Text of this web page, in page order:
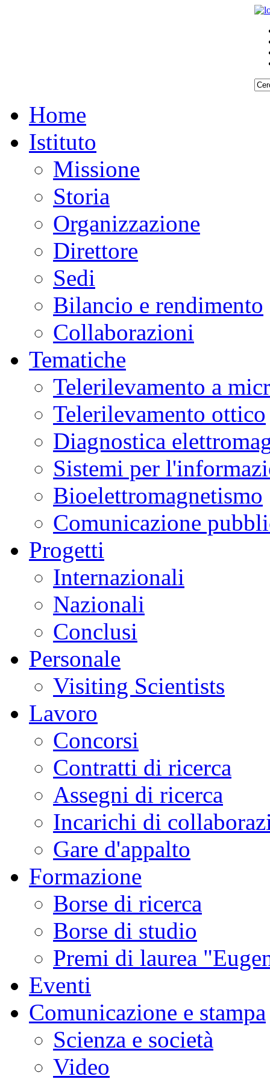
Home
Istituto
Missione
Storia
Organizzazione
Direttore
Sedi
Bilancio e rendimento
Collaborazioni
Tematiche
Telerilevamento a
Telerilevamento ottico
Diagnostica
Sistemi per
Bioelettromagnetismo
Comunicazione
Progetti
Internazionali
Nazionali
Conclusi
Personale
Visiting Scientists
Lavoro
Concorsi
Contratti di ricerca
Assegni di ricerca
Incarichi di
Gare d'appalto
Formazione
Borse di ricerca
Borse di studio
Premi di laurea
Eventi
Comunicazione e stampa
Scienza e società
Video